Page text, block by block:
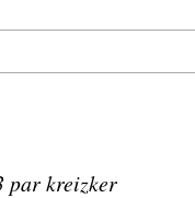
par kreizker